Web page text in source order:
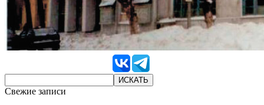
Свежие записи